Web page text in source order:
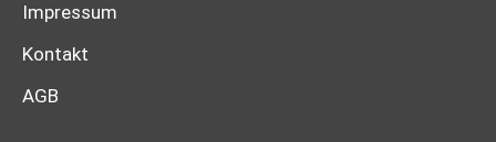
Impressum
Kontakt
AGB